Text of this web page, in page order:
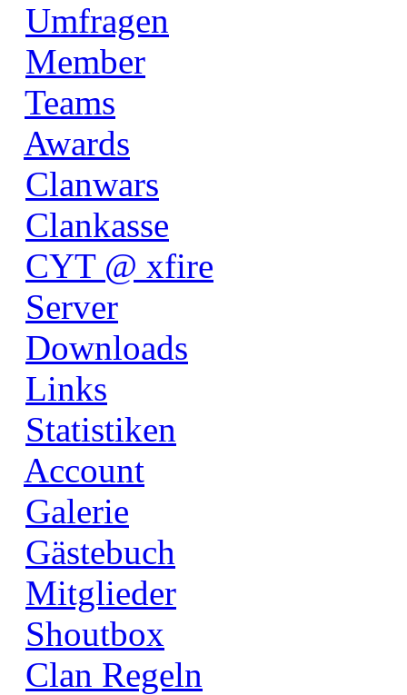
Umfragen
Member
Teams
Awards
Clanwars
Clankasse
CYT @ xfire
Server
Downloads
Links
Statistiken
Account
Galerie
Gästebuch
Mitglieder
Shoutbox
Clan Regeln